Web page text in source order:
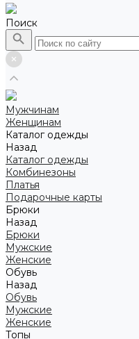
Поиск
Мужчинам
Женщинам
Каталог одежды
Назад
Каталог одежды
Комбинезоны
Платья
Подарочные карты
Брюки
Назад
Брюки
Мужские
Женские
Обувь
Назад
Обувь
Мужские
Женские
Топы